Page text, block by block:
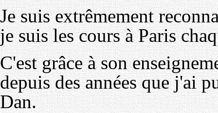
Je suis extrêmement
je suis les cours à Paris
C'est grâce à son
depuis des années que j'ai
Dan.